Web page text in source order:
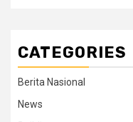
CATEGORIES
Berita Nasional
News